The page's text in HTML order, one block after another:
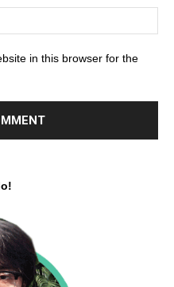
in this browser for the